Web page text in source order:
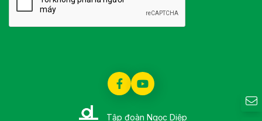
Tập đoàn Ngọc Diệp